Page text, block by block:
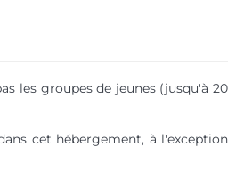
les groupes de jeunes (jusqu'à 20
cet hébergement, à l'exception